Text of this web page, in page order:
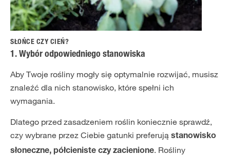
SŁOŃCE CZY CIEŃ?
1. Wybór odpowiedniego stanowiska
Aby Twoje rośliny mogły się optymalnie rozwijać, musisz
znaleźć dla nich stanowisko, które spełni ich
wymagania.
Dlatego przed zasadzeniem roślin koniecznie sprawdź,
czy wybrane przez Ciebie gatunki preferują stanowisko
słoneczne, półcieniste czy zacienione. Rośliny